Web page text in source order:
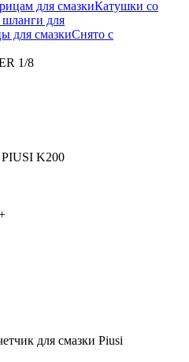
для смазкиКатушки со
шланги для
для смазкиСнято с
1/8
K200
для смазки Piusi